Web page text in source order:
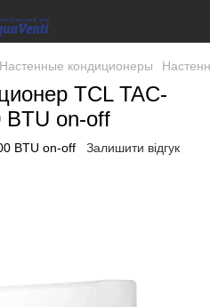
Настенные кондиционеры
TCL TAC-
BTU on-off
BTU on-off Залишити відгук